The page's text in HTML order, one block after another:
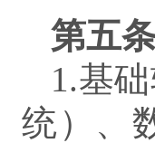
第五
1.基
统）、